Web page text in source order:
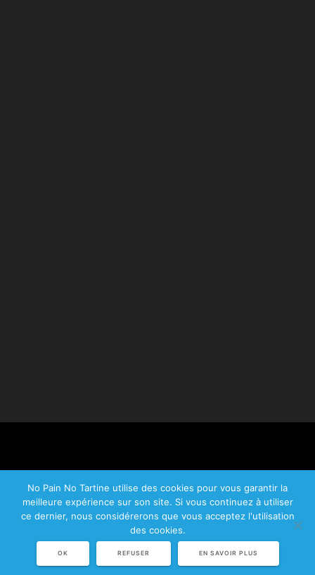
© 2026 No Pain No Tartine.
Plan du site|Mentions légales|CGV
No Pain No Tartine utilise des cookies pour vous garantir la
meilleure expérience sur son site. Si vous continuez à utiliser
ce dernier, nous considérerons que vous acceptez l'utilisation
des cookies.
OK REFUSER EN SAVOIR PLUS